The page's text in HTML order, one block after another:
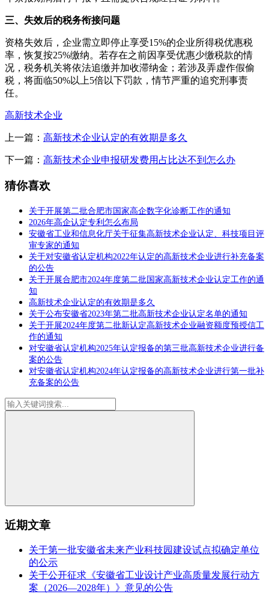
三、失效后的税务衔接问题
资格失效后，企业需立即停止享受15%的企业所得税优惠税
率，恢复按25%缴纳。若存在之前因享受优惠少缴税款的情
况，税务机关将依法追缴并加收滞纳金；若涉及弄虚作假偷
税，将面临50%以上5倍以下罚款，情节严重的追究刑事责
任。
高新技术企业
上一篇： 高新技术企业认定的有效期是多久
下一篇： 高新技术企业申报研发费用占比达不到怎么办
猜你喜欢
关于开展第二批合肥市国家高企数字化诊断工作的通知
2026年高企认定专利怎么布局
安徽省工业和信息化厅关于征集高新技术企业认定、科技项目评
审专家的通知
关于对安徽省认定机构2022年认定的高新技术企业进行补充备案
的公告
关于开展合肥市2024年度第二批国家高新技术企业认定工作的通
知
高新技术企业认定的有效期是多久
关于公布安徽省2023年第二批高新技术企业认定名单的通知
关于开展2024年度第二批新认定高新技术企业融资额度预授信工
作的通知
对安徽省认定机构2025年认定报备的第三批高新技术企业进行备
案的公告
对安徽省认定机构2024年认定报备的高新技术企业进行第一批补
充备案的公告
近期文章
关于第一批安徽省未来产业科技园建设试点拟确定单位
的公示
关于公开征求《安徽省工业设计产业高质量发展行动方
案（2026—2028年）》意见的公告